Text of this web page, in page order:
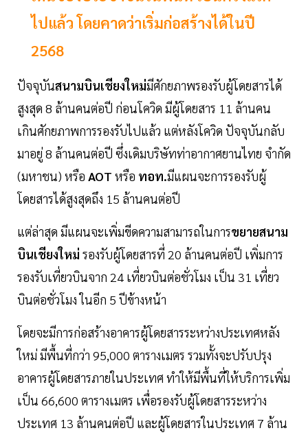
ไปแล้ว โดยคาดว่าเริ่มก่อสร้างได้ในปี
2568
ปัจจุบันสนามบินเชียงใหม่มีศักยภาพรองรับผู้โดยสารได้
สูงสุด 8 ล้านคนต่อปี ก่อนโควิด มีผู้โดยสาร 11 ล้านคน
เกินศักยภาพการรองรับไปแล้ว แต่หลังโควิด ปัจจุบันกลับ
มาอยู่ 8 ล้านคนต่อปี ซึ่งเดิมบริษัทท่าอากาศยานไทย จำกัด
(มหาชน) หรือ AOT หรือ ทอท.มีแผนจะการรองรับผู้
โดยสารได้สูงสุดถึง 15 ล้านคนต่อปี
แต่ล่าสุด มีแผนจะเพิ่มขีดความสามารถในการขยายสนาม
บินเชียงใหม่ รองรับผู้โดยสารที่ 20 ล้านคนต่อปี เพิ่มการ
รองรับเที่ยวบินจาก 24 เที่ยวบินต่อชั่วโมง เป็น 31 เที่ยว
บินต่อชั่วโมง ในอีก 5 ปีข้างหน้า
โดยจะมีการก่อสร้างอาคารผู้โดยสารระหว่างประเทศหลัง
ใหม่ มีพื้นที่กว่า 95,000 ตารางเมตร รวมทั้งจะปรับปรุง
อาคารผู้โดยสารภายในประเทศ ทำให้มีพื้นที่ให้บริการเพิ่ม
เป็น 66,600 ตารางเมตร เพื่อรองรับผู้โดยสารระหว่าง
ประเทศ 13 ล้านคนต่อปี และผู้โดยสารในประเทศ 7 ล้าน